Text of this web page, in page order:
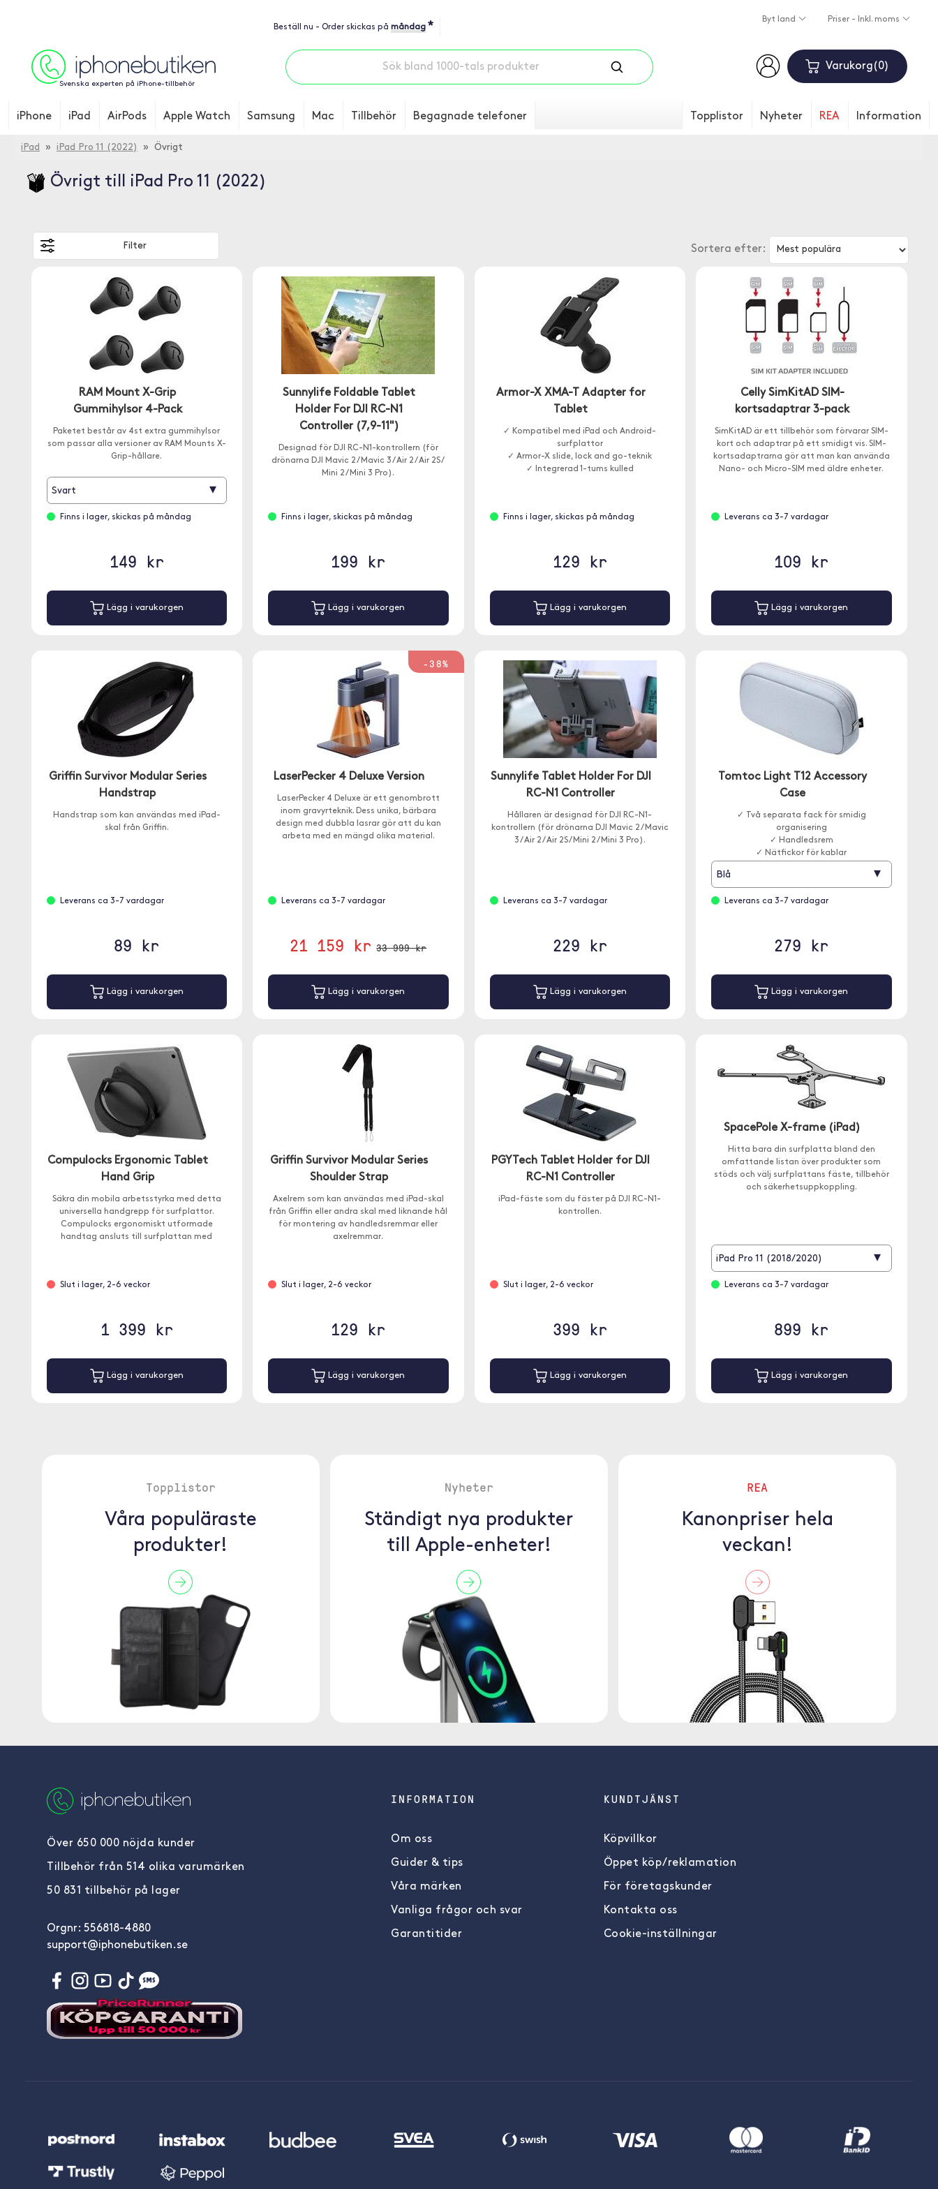
Beställ nu - Order skickas på måndag *
Byt land Priser - Inkl. moms
Svenska experten på iPhone-tillbehör
Varukorg 0
iPhone iPad AirPods Apple Watch Samsung Mac Tillbehör Begagnade telefoner Topplistor Nyheter REA Information
iPad » iPad Pro 11 (2022) » Övrigt
Övrigt till iPad Pro 11 (2022)
Sortera efter:
Filter
RAM Mount X-Grip
Gummihylsor 4-Pack
Paketet består av 4st extra gummihylsor
som passar alla versioner av RAM Mounts X-
Grip-hållare.
Svart ▾
Finns i lager, skickas på måndag
149 kr
Lägg i varukorgen
Sunnylife Foldable Tablet
Holder For DJI RC-N1
Controller (7,9-11")
Designad för DJI RC-N1-kontrollern (för
drönarna DJI Mavic 2 / Mavic 3 / Air 2 / Air 2S /
Mini 2 / Mini 3 Pro).
Finns i lager, skickas på måndag
199 kr
Lägg i varukorgen
Armor-X XMA-T Adapter for
Tablet
✓ Kompatibel med iPad och Android-
surfplattor
✓ Armor-X slide, lock and go-teknik
✓ Integrerad 1-tums kulled
Finns i lager, skickas på måndag
129 kr
Lägg i varukorgen
Celly SimKitAD SIM-
kortsadaptrar 3-pack
SimKitAD är ett tillbehör som förvarar SIM-
kort och adaptrar på ett smidigt vis. SIM-
kortsadaptrarna gör att man kan använda
Nano- och Micro-SIM med äldre enheter.
Leverans ca 3-7 vardagar
109 kr
Lägg i varukorgen
Griffin Survivor Modular Series
Handstrap
Handstrap som kan användas med iPad-
skal från Griffin.
Leverans ca 3-7 vardagar
89 kr
Lägg i varukorgen
-38%
LaserPecker 4 Deluxe Version
LaserPecker 4 Deluxe är ett genombrott
inom gravyrteknik. Dess unika, bärbara
design med dubbla lasrar gör att du kan
arbeta med en mängd olika material.
Leverans ca 3-7 vardagar
21 159 kr 33 999 kr
Lägg i varukorgen
Sunnylife Tablet Holder For DJI
RC-N1 Controller
Hållaren är designad för DJI RC-N1-
kontrollern (för drönarna DJI Mavic 2 / Mavic
3 / Air 2 / Air 2S / Mini 2 / Mini 3 Pro).
Leverans ca 3-7 vardagar
229 kr
Lägg i varukorgen
Tomtoc Light T12 Accessory
Case
✓ Två separata fack för smidig
organisering
✓ Handledsrem
✓ Nätfickor för kablar
Blå ▾
Leverans ca 3-7 vardagar
279 kr
Lägg i varukorgen
Compulocks Ergonomic Tablet
Hand Grip
Säkra din mobila arbetsstyrka med detta
universella handgrepp för surfplattor.
Compulocks ergonomiskt utformade
handtag ansluts till surfplattan med
Slut i lager, 2-6 veckor
1 399 kr
Lägg i varukorgen
Griffin Survivor Modular Series
Shoulder Strap
Axelrem som kan användas med iPad-skal
från Griffin eller andra skal med liknande hål
för montering av handledsremmar eller
axelremmar.
Slut i lager, 2-6 veckor
129 kr
Lägg i varukorgen
PGYTech Tablet Holder for DJI
RC-N1 Controller
iPad-fäste som du fäster på DJI RC-N1-
kontrollen.
Slut i lager, 2-6 veckor
399 kr
Lägg i varukorgen
SpacePole X-frame (iPad)
Hitta bara din surfplatta bland den
omfattande listan över produkter som
stöds och välj surfplattans fäste, tillbehör
och säkerhetsuppkoppling.
iPad Pro 11 (2018/2020) ▾
Leverans ca 3-7 vardagar
899 kr
Lägg i varukorgen
Topplistor
Våra populäraste
produkter!
Nyheter
Ständigt nya produkter
till Apple-enheter!
REA
Kanonpriser hela
veckan!
Över 650 000 nöjda kunder
Tillbehör från 514 olika varumärken
50 831 tillbehör på lager
Orgnr: 556818-4880
support@iphonebutiken.se
INFORMATION
Om oss
Guider & tips
Våra märken
Vanliga frågor och svar
Garantitider
KUNDTJÄNST
Köpvillkor
Öppet köp/reklamation
För företagskunder
Kontakta oss
Cookie-inställningar